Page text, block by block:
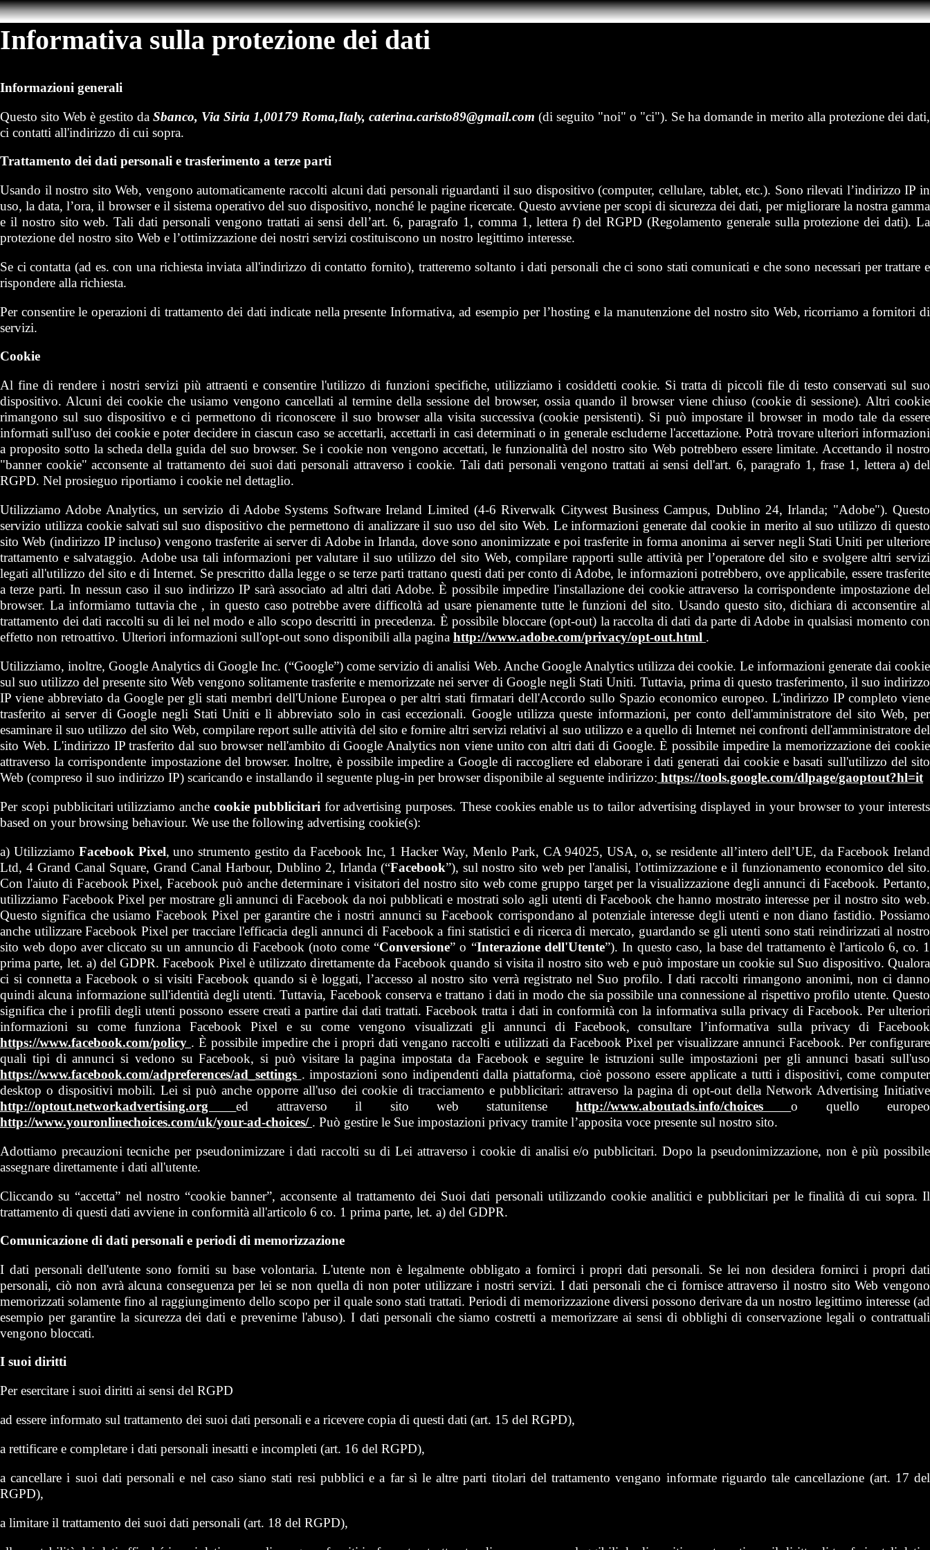
Informativa sulla protezione dei dati
Informazioni generali
Questo sito Web è gestito da Sbanco, Via Siria 1,00179 Roma,Italy, caterina.caristo89@gmail.com (di seguito "noi" o "ci"). Se ha domande in merito alla protezione dei dati,
ci contatti all'indirizzo di cui sopra.
Trattamento dei dati personali e trasferimento a terze parti
Usando il nostro sito Web, vengono automaticamente raccolti alcuni dati personali riguardanti il suo dispositivo (computer, cellulare, tablet, etc.). Sono rilevati l’indirizzo IP in
uso, la data, l’ora, il browser e il sistema operativo del suo dispositivo, nonché le pagine ricercate. Questo avviene per scopi di sicurezza dei dati, per migliorare la nostra gamma
e il nostro sito web. Tali dati personali vengono trattati ai sensi dell’art. 6, paragrafo 1, comma 1, lettera f) del RGPD (Regolamento generale sulla protezione dei dati). La
protezione del nostro sito Web e l’ottimizzazione dei nostri servizi costituiscono un nostro legittimo interesse.
Se ci contatta (ad es. con una richiesta inviata all'indirizzo di contatto fornito), tratteremo soltanto i dati personali che ci sono stati comunicati e che sono necessari per trattare e
rispondere alla richiesta.
Per consentire le operazioni di trattamento dei dati indicate nella presente Informativa, ad esempio per l’hosting e la manutenzione del nostro sito Web, ricorriamo a fornitori di
servizi.
Cookie
Al fine di rendere i nostri servizi più attraenti e consentire l'utilizzo di funzioni specifiche, utilizziamo i cosiddetti cookie. Si tratta di piccoli file di testo conservati sul suo
dispositivo. Alcuni dei cookie che usiamo vengono cancellati al termine della sessione del browser, ossia quando il browser viene chiuso (cookie di sessione). Altri cookie
rimangono sul suo dispositivo e ci permettono di riconoscere il suo browser alla visita successiva (cookie persistenti). Si può impostare il browser in modo tale da essere
informati sull'uso dei cookie e poter decidere in ciascun caso se accettarli, accettarli in casi determinati o in generale escluderne l'accettazione. Potrà trovare ulteriori informazioni
a proposito sotto la scheda della guida del suo browser. Se i cookie non vengono accettati, le funzionalità del nostro sito Web potrebbero essere limitate. Accettando il nostro
"banner cookie" acconsente al trattamento dei suoi dati personali attraverso i cookie. Tali dati personali vengono trattati ai sensi dell'art. 6, paragrafo 1, frase 1, lettera a) del
RGPD. Nel prosieguo riportiamo i cookie nel dettaglio.
Utilizziamo Adobe Analytics, un servizio di Adobe Systems Software Ireland Limited (4-6 Riverwalk Citywest Business Campus, Dublino 24, Irlanda; "Adobe"). Questo
servizio utilizza cookie salvati sul suo dispositivo che permettono di analizzare il suo uso del sito Web. Le informazioni generate dal cookie in merito al suo utilizzo di questo
sito Web (indirizzo IP incluso) vengono trasferite ai server di Adobe in Irlanda, dove sono anonimizzate e poi trasferite in forma anonima ai server negli Stati Uniti per ulteriore
trattamento e salvataggio. Adobe usa tali informazioni per valutare il suo utilizzo del sito Web, compilare rapporti sulle attività per l’operatore del sito e svolgere altri servizi
legati all'utilizzo del sito e di Internet. Se prescritto dalla legge o se terze parti trattano questi dati per conto di Adobe, le informazioni potrebbero, ove applicabile, essere trasferite
a terze parti. In nessun caso il suo indirizzo IP sarà associato ad altri dati Adobe. È possibile impedire l'installazione dei cookie attraverso la corrispondente impostazione del
browser. La informiamo tuttavia che , in questo caso potrebbe avere difficoltà ad usare pienamente tutte le funzioni del sito. Usando questo sito, dichiara di acconsentire al
trattamento dei dati raccolti su di lei nel modo e allo scopo descritti in precedenza. È possibile bloccare (opt-out) la raccolta di dati da parte di Adobe in qualsiasi momento con
effetto non retroattivo. Ulteriori informazioni sull'opt-out sono disponibili alla pagina http://www.adobe.com/privacy/opt-out.html .
Utilizziamo, inoltre, Google Analytics di Google Inc. (“Google”) come servizio di analisi Web. Anche Google Analytics utilizza dei cookie. Le informazioni generate dai cookie
sul suo utilizzo del presente sito Web vengono solitamente trasferite e memorizzate nei server di Google negli Stati Uniti. Tuttavia, prima di questo trasferimento, il suo indirizzo
IP viene abbreviato da Google per gli stati membri dell'Unione Europea o per altri stati firmatari dell'Accordo sullo Spazio economico europeo. L'indirizzo IP completo viene
trasferito ai server di Google negli Stati Uniti e lì abbreviato solo in casi eccezionali. Google utilizza queste informazioni, per conto dell'amministratore del sito Web, per
esaminare il suo utilizzo del sito Web, compilare report sulle attività del sito e fornire altri servizi relativi al suo utilizzo e a quello di Internet nei confronti dell'amministratore del
sito Web. L'indirizzo IP trasferito dal suo browser nell'ambito di Google Analytics non viene unito con altri dati di Google. È possibile impedire la memorizzazione dei cookie
attraverso la corrispondente impostazione del browser. Inoltre, è possibile impedire a Google di raccogliere ed elaborare i dati generati dai cookie e basati sull'utilizzo del sito
Web (compreso il suo indirizzo IP) scaricando e installando il seguente plug-in per browser disponibile al seguente indirizzo: https://tools.google.com/dlpage/gaoptout?hl=it
Per scopi pubblicitari utilizziamo anche cookie pubblicitarifor advertising purposes. These cookies enable us to tailor advertising displayed in your browser to your interests
based on your browsing behaviour. We use the following advertising cookie(s):
a) Utilizziamo Facebook Pixel, uno strumento gestito da Facebook Inc, 1 Hacker Way, Menlo Park, CA 94025, USA, o, se residente all’intero dell’UE, da Facebook Ireland
Ltd, 4 Grand Canal Square, Grand Canal Harbour, Dublino 2, Irlanda (“Facebook”), sul nostro sito web per l'analisi, l'ottimizzazione e il funzionamento economico del sito.
Con l'aiuto di Facebook Pixel, Facebook può anche determinare i visitatori del nostro sito web come gruppo target per la visualizzazione degli annunci di Facebook. Pertanto,
utilizziamo Facebook Pixel per mostrare gli annunci di Facebook da noi pubblicati e mostrati solo agli utenti di Facebook che hanno mostrato interesse per il nostro sito web.
Questo significa che usiamo Facebook Pixel per garantire che i nostri annunci su Facebook corrispondano al potenziale interesse degli utenti e non diano fastidio. Possiamo
anche utilizzare Facebook Pixel per tracciare l'efficacia degli annunci di Facebook a fini statistici e di ricerca di mercato, guardando se gli utenti sono stati reindirizzati al nostro
sito web dopo aver cliccato su un annuncio di Facebook (noto come “Conversione” o “Interazione dell'Utente”). In questo caso, la base del trattamento è l'articolo 6, co. 1
prima parte, let. a) del GDPR. Facebook Pixel è utilizzato direttamente da Facebook quando si visita il nostro sito web e può impostare un cookie sul Suo dispositivo. Qualora
ci si connetta a Facebook o si visiti Facebook quando si è loggati, l’accesso al nostro sito verrà registrato nel Suo profilo. I dati raccolti rimangono anonimi, non ci danno
quindi alcuna informazione sull'identità degli utenti. Tuttavia, Facebook conserva e trattano i dati in modo che sia possibile una connessione al rispettivo profilo utente. Questo
significa che i profili degli utenti possono essere creati a partire dai dati trattati. Facebook tratta i dati in conformità con la informativa sulla privacy di Facebook. Per ulteriori
informazioni su come funziona Facebook Pixel e su come vengono visualizzati gli annunci di Facebook, consultare l’informativa sulla privacy di Facebook
https://www.facebook.com/policy . È possibile impedire che i propri dati vengano raccolti e utilizzati da Facebook Pixel per visualizzare annunci Facebook. Per configurare
quali tipi di annunci si vedono su Facebook, si può visitare la pagina impostata da Facebook e seguire le istruzioni sulle impostazioni per gli annunci basati sull'uso
https://www.facebook.com/adpreferences/ad_settings . impostazioni sono indipendenti dalla piattaforma, cioè possono essere applicate a tutti i dispositivi, come computer
desktop o dispositivi mobili. Lei si può anche opporre all'uso dei cookie di tracciamento e pubblicitari: attraverso la pagina di opt-out della Network Advertising Initiative
http://optout.networkadvertising.orged attraverso il sito web statunitense http://www.aboutads.info/choiceso quello europeo
http://www.youronlinechoices.com/uk/your-ad-choices/ . Può gestire le Sue impostazioni privacy tramite l’apposita voce presente sul nostro sito.
Adottiamo precauzioni tecniche per pseudonimizzare i dati raccolti su di Lei attraverso i cookie di analisi e/o pubblicitari. Dopo la pseudonimizzazione, non è più possibile
assegnare direttamente i dati all'utente.
Cliccando su “accetta” nel nostro “cookie banner”, acconsente al trattamento dei Suoi dati personali utilizzando cookie analitici e pubblicitari per le finalità di cui sopra. Il
trattamento di questi dati avviene in conformità all'articolo 6 co. 1 prima parte, let. a) del GDPR.
Comunicazione di dati personali e periodi di memorizzazione
I dati personali dell'utente sono forniti su base volontaria. L'utente non è legalmente obbligato a fornirci i propri dati personali. Se lei non desidera fornirci i propri dati
personali, ciò non avrà alcuna conseguenza per lei se non quella di non poter utilizzare i nostri servizi. I dati personali che ci fornisce attraverso il nostro sito Web vengono
memorizzati solamente fino al raggiungimento dello scopo per il quale sono stati trattati. Periodi di memorizzazione diversi possono derivare da un nostro legittimo interesse (ad
esempio per garantire la sicurezza dei dati e prevenirne l'abuso). I dati personali che siamo costretti a memorizzare ai sensi di obblighi di conservazione legali o contrattuali
vengono bloccati.
I suoi diritti
Per esercitare i suoi diritti ai sensi del RGPD
ad essere informato sul trattamento dei suoi dati personali e a ricevere copia di questi dati (art. 15 del RGPD),
a rettificare e completare i dati personali inesatti e incompleti (art. 16 del RGPD),
a cancellare i suoi dati personali e nel caso siano stati resi pubblici e a far sì le altre parti titolari del trattamento vengano informate riguardo tale cancellazione (art. 17 del
RGPD),
a limitare il trattamento dei suoi dati personali (art. 18 del RGPD),